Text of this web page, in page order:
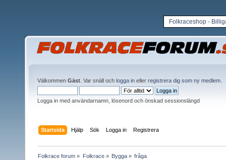
Folkraceshop -
Välkommen Gäst . Var snäll och logga in eller registrera dig som ny medlem
Logga in med användarnamn, lösenord och önskad sessionslängd
Startsida Hjälp Sök Logga in Registrera
Folkrace forum » Folkrace» Bygga» fråga